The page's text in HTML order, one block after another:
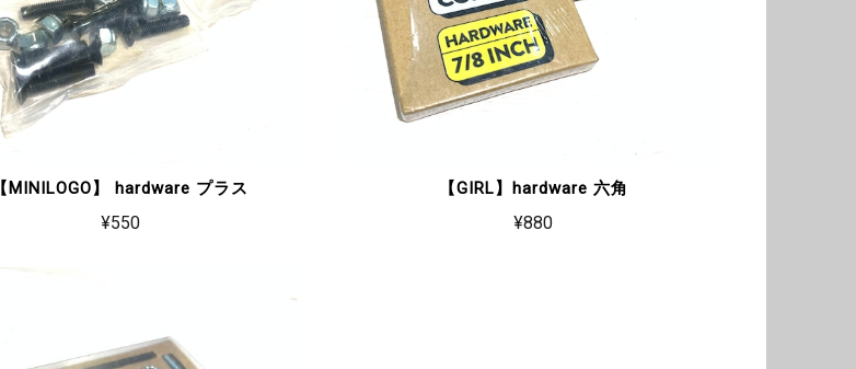
【MINILOGO】 hardware プラス
¥550
【GIRL】hardware 六角
¥880